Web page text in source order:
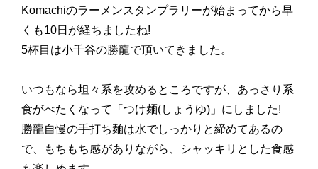
Komachiのラーメンスタンプラリーが始まってから早
くも10日が経ちましたね!
5杯目は小千谷の勝龍で頂いてきました。
いつもなら坦々系を攻めるところですが、あっさり系
食がべたくなって「つけ麺(しょうゆ)」にしました!
勝龍自慢の手打ち麺は水でしっかりと締めてあるの
で、もちもち感がありながら、シャッキリとした食感